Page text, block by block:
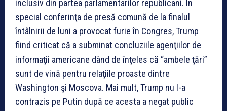
inclusiv din partea parlamentarilor republicani. În
special conferinţa de presă comună de la finalul
întâlnirii de luni a provocat furie în Congres, Trump
fiind criticat că a subminat concluziile agenţiilor de
informaţii americane dând de înţeles că “ambele ţări”
sunt de vină pentru relaţiile proaste dintre
Washington şi Moscova. Mai mult, Trump nu l-a
contrazis pe Putin după ce acesta a negat public